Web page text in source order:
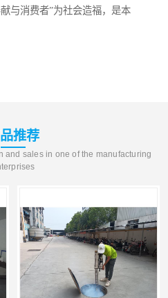
与消费者”为社会造福，是本
推荐
and sales in one of the manufacturing